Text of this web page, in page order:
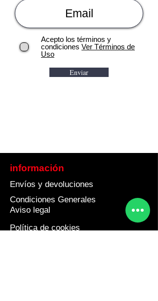
Acepto los términos y
condiciones Ver Términos de
Uso
Enviar
información
Envíos y devoluciones
Condiciones Generales
Aviso legal
Política de cookies